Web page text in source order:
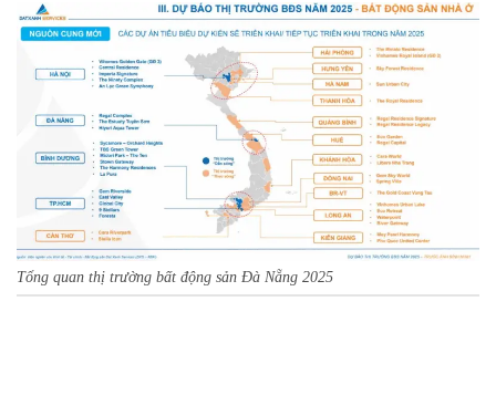
Tổng quan thị trường bất động sản Đà Nẵng 2025